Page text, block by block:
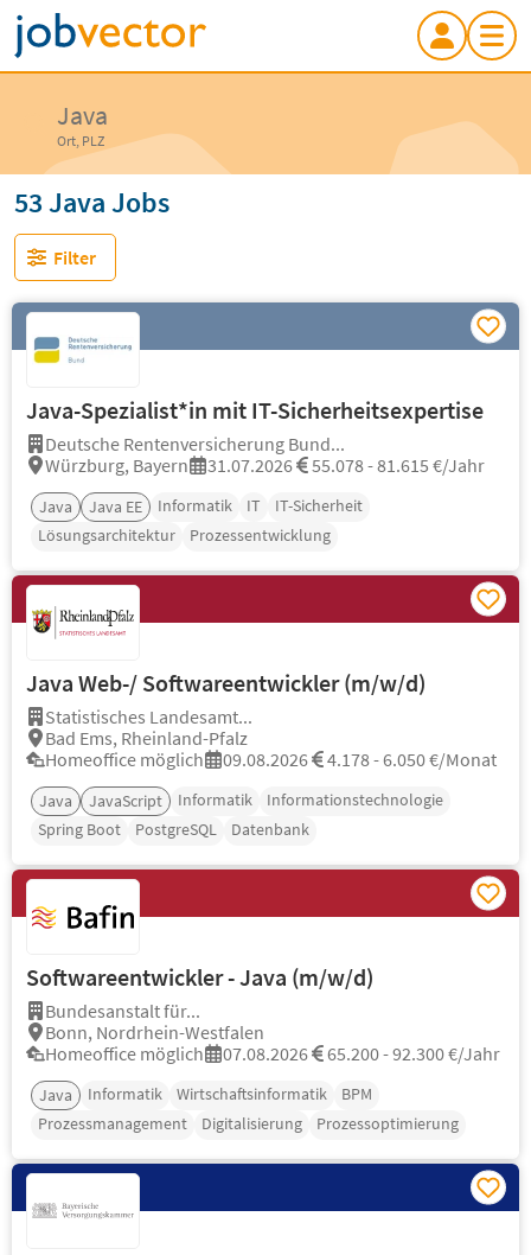
Java
Ort, PLZ
53 Java Jobs
Filter
Java-Spezialist*in mit IT-Sicherheitsexpertise
Deutsche Rentenversicherung Bund...
Würzburg, Bayern
31.07.2026 55.078 - 81.615 €/Jahr
Java Java EE Informatik IT
IT-Sicherheit
Lösungsarchitektur
Prozessentwicklung
Java Web-/ Softwareentwickler (m/w/d)
Statistisches Landesamt...
Bad Ems, Rheinland-Pfalz
Homeoffice möglich
09.08.2026 4.178 - 6.050 €/Monat
Java JavaScript Informatik
Informationstechnologie
Spring Boot
PostgreSQL Datenbank
Softwareentwickler - Java (m/w/d)
Bundesanstalt für...
Bonn, Nordrhein-Westfalen
Homeoffice möglich
07.08.2026 65.200 - 92.300 €/Jahr
Java Informatik Wirtschaftsinformatik
BPM
Prozessmanagement
Digitalisierung Prozessoptimierung